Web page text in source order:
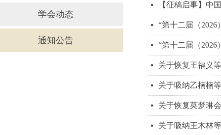
学会动态
通知公告
넸 【征稿启事】中
넸 “第十二届（
넸 “第十二届（
넸 关于恢复王福义
넸 关于吸纳乙楠楠
넸 关于恢复莫梦琳
넸 关于吸纳王木林